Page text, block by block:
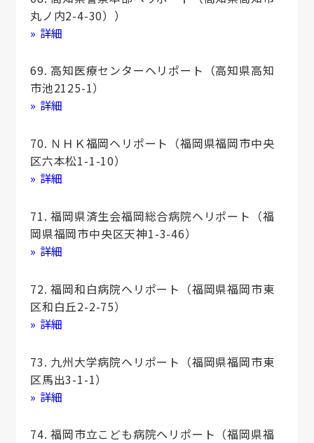
丸ノ内2-4-30））
» 詳細
69. 高知医療センターヘリポート（高知県高知
市池2125-1）
» 詳細
70. ＮＨＫ福岡ヘリポート（福岡県福岡市中央
区六本松1-1-10）
» 詳細
71. 福岡県済生会福岡総合病院ヘリポート（福
岡県福岡市中央区天神1-3-46）
» 詳細
72. 福岡和白病院ヘリポート（福岡県福岡市東
区和白丘2-2-75）
» 詳細
73. 九州大学病院ヘリポート（福岡県福岡市東
区馬出3-1-1）
» 詳細
74. 福岡市立こども病院ヘリポート（福岡県福